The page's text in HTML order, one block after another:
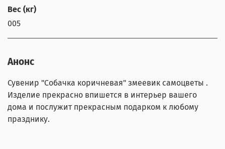
Вес (кг)
005
Анонс
Сувенир "Собачка коричневая" змеевик самоцветы .
Изделие прекрасно впишется в интерьер вашего
дома и послужит прекрасным подарком к любому
празднику.